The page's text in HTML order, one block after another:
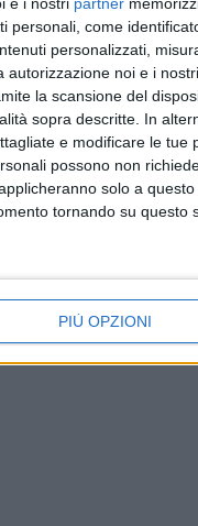
personali, come
personalizzati,
autorizzazione noi e i
la scansione del
sopra descritte. In
e modificare le tue
possono non
solo a
tornando su questo
PIÙ OPZIONI
tavole
nel 2020